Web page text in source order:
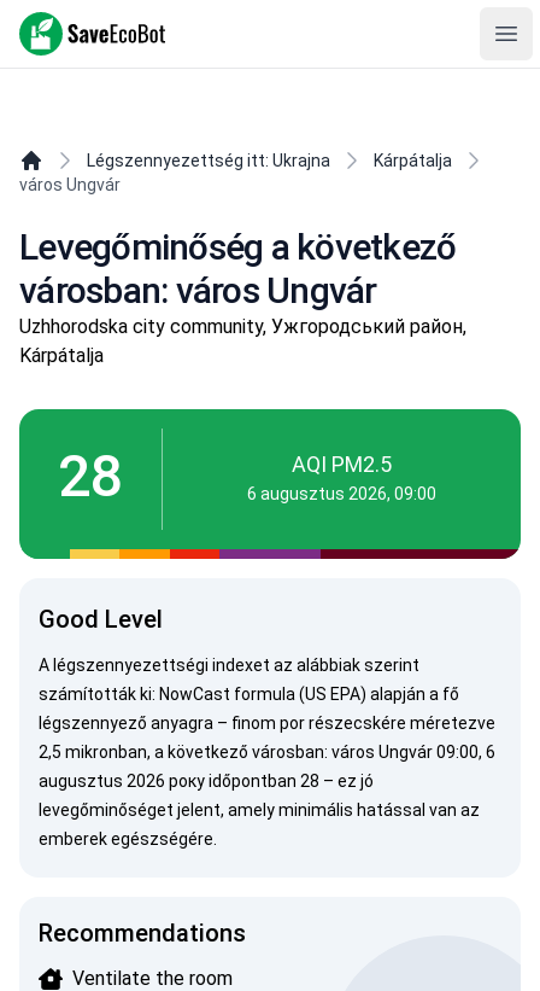
SaveEcoBot
Légszennyezettség itt: Ukrajna
Kárpátalja
város Ungvár
Levegőminőség a következő
városban: város Ungvár
Uzhhorodska city community, Ужгородський район,
Kárpátalja
28 AQI PM2.5
6 augusztus 2026, 09:00
Good Level
A légszennyezettségi indexet az alábbiak szerint
számították ki: NowCast formula (US EPA) alapján a fő
légszennyező anyagra – finom porrészecskére méretezve
2,5 mikronban, a következő városban: város Ungvár 09:00, 6
augusztus 2026 року időpontban 28 – ez jó
levegőminőséget jelent, amely minimális hatással van az
emberek egészségére.
Recommendations
Ventilate the room